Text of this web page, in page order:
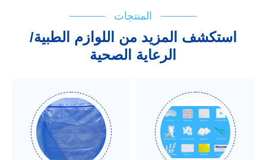
المنتجات
استكشف المزيد من اللوازم الطبية/
الرعاية الصحية